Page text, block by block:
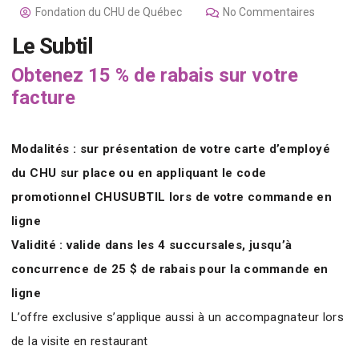
Fondation du CHU de Québec No Commentaires
Le Subtil
Obtenez 15 % de rabais sur votre
facture
Modalités : sur présentation de votre carte d’employé
du CHU sur place ou en appliquant le code
promotionnel CHUSUBTIL lors de votre commande en
ligne
Validité : valide dans les 4 succursales, jusqu’à
concurrence de 25 $ de rabais pour la commande en
ligne
L’offre exclusive s’applique aussi à un accompagnateur lors
de la visite en restaurant